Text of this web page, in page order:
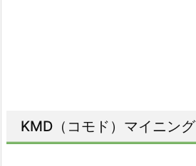
KMD（コモド）マイニング